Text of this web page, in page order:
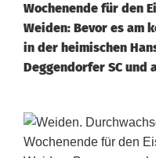
Wochenende für den
Weiden: Bevor es am
in der heimischen
Deggendorfer SC und